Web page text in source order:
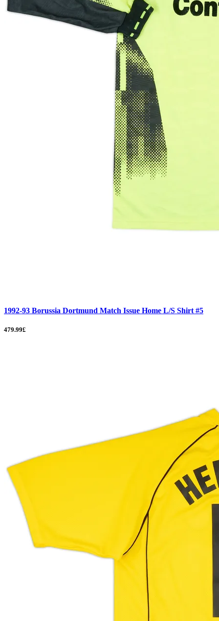
1992-93 Borussia Dortmund Match Issue Home L/S Shirt #5
479.99£